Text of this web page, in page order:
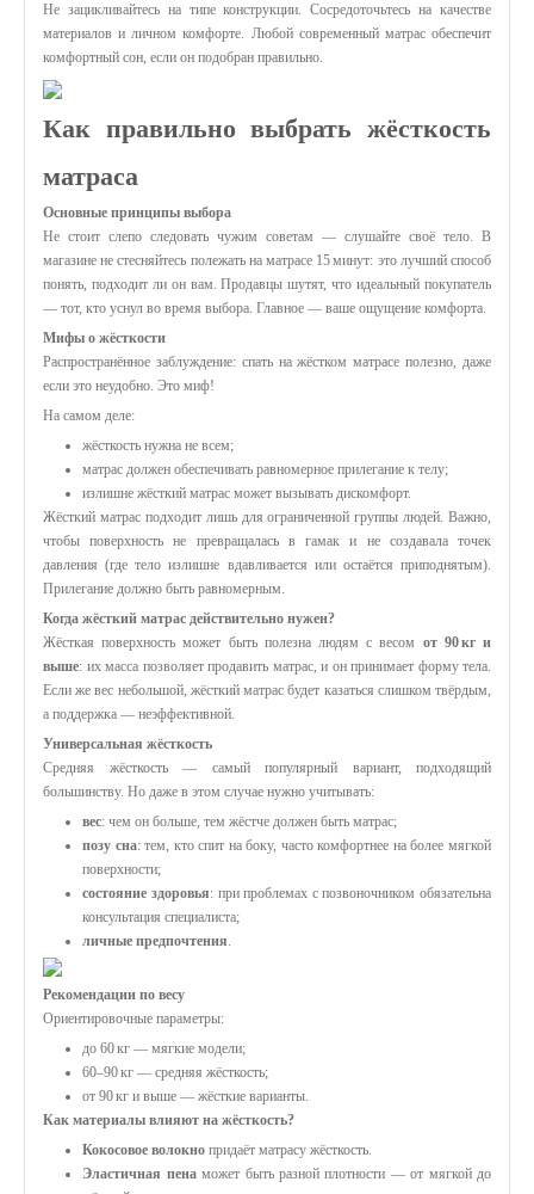
Не зацикливайтесь на типе конструкции. Сосредоточьтесь на качестве
материалов и личном комфорте. Любой современный матрас обеспечит
комфортный сон, если он подобран правильно.
Как правильно выбрать жёсткость
матраса
Основные принципы выбора
Не стоит слепо следовать чужим советам — слушайте своё тело. В
магазине не стесняйтесь полежать на матрасе 15 минут: это лучший способ
понять, подходит ли он вам. Продавцы шутят, что идеальный покупатель
— тот, кто уснул во время выбора. Главное — ваше ощущение комфорта.
Мифы о жёсткости
Распространённое заблуждение: спать на жёстком матрасе полезно, даже
если это неудобно. Это миф!
На самом деле:
жёсткость нужна не всем;
матрас должен обеспечивать равномерное прилегание к телу;
излишне жёсткий матрас может вызывать дискомфорт.
Жёсткий матрас подходит лишь для ограниченной группы людей. Важно,
чтобы поверхность не превращалась в гамак и не создавала точек
давления (где тело излишне вдавливается или остаётся приподнятым).
Прилегание должно быть равномерным.
Когда жёсткий матрас действительно нужен?
Жёсткая поверхность может быть полезна людям с весом от 90 кг и
выше: их масса позволяет продавить матрас, и он принимает форму тела.
Если же вес небольшой, жёсткий матрас будет казаться слишком твёрдым,
а поддержка — неэффективной.
Универсальная жёсткость
Средняя жёсткость — самый популярный вариант, подходящий
большинству. Но даже в этом случае нужно учитывать:
вес: чем он больше, тем жёстче должен быть матрас;
позу сна: тем, кто спит на боку, часто комфортнее на более мягкой
поверхности;
состояние здоровья: при проблемах с позвоночником обязательна
консультация специалиста;
личные предпочтения.
Рекомендации по весу
Ориентировочные параметры:
до 60 кг — мягкие модели;
60–90 кг — средняя жёсткость;
от 90 кг и выше — жёсткие варианты.
Как материалы влияют на жёсткость?
Кокосовое волокно придаёт матрасу жёсткость.
Эластичная пенаможет быть разной плотности — от мягкой до